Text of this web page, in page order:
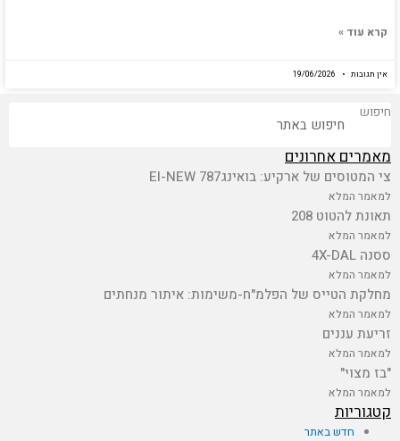
קרא עוד »
אין תגובות
חיפוש
מאמרים אחרונים
צי המטוסים של ארקיע: בואינג787 EI-NEW
למאמר המלא
תאונת להטוט 208
למאמר המלא
ססנה 4X-DAL
למאמר המלא
מחלקת הטייס של הפלמ"ח-משימות: איתור מנחתים
למאמר המלא
זריעת עננים
למאמר המלא
"בז מצוי"
למאמר המלא
קטגוריות
חדש באתר